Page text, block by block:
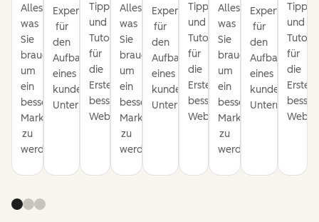
Alles,
was
Sie
brauchen,
um
ein
besserer
Marketer
zu
werden.
Expertentipps
für
den
Aufbau
eines
kundenorientierten
Unternehmens.
Tipps
und
Tutorials
für
die
Erstellung
besserer
Websites.
Alles,
was
Sie
brauchen,
um
ein
besserer
Marketer
zu
werden.
Expertentipps
für
den
Aufbau
eines
kundenorientierten
Unternehmens.
Tipps
und
Tutorials
für
die
Erstellung
besserer
Websites.
Alles,
was
Sie
brauchen,
um
ein
besserer
Marketer
zu
werden.
Expertentipps
für
den
Aufbau
eines
Tipps
und
für
die